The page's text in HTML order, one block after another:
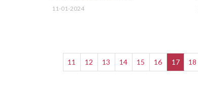
11-01-2024
11 12 13 14 15 16 17 18